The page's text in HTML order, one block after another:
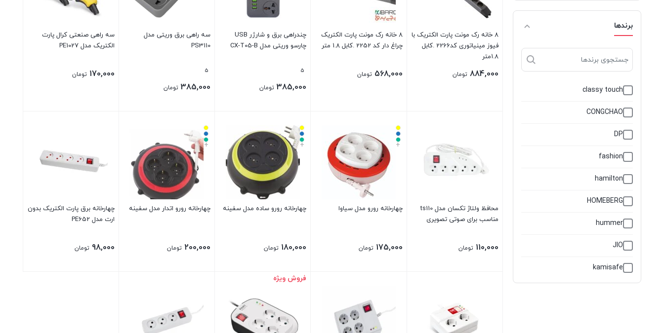
برندها
classy touch
CONGCHAO
DP
fashion
hamilton
HOMEBERG
hummer
JIO
kamisafe
8 خانه رک مونت پارت الکتریک با
فیوز مینیاتوری کد2266 .کابل
1.8متر
884,000 تومان
8 خانه رک مونت پارت الکتریک
چراغ دار کد 2252 .کابل 1.8 متر
568,000 تومان
چندراهی برق و شارژر USB
چارسو وریتی مدل CX-T05-B
5
385,000 تومان
سه راهی برق وریتی مدل
PS3110
5
385,000 تومان
سه راهی صنعتی کرال پارت
الکتریک مدل PE1027
170,000 تومان
محافظ ولتاژ تکسان مدل ts110
مناسب برای صوتی تصویری
110,000 تومان
چهارخانه رورو مدل سیاوا
175,000 تومان
+
چهارخانه رورو ساده مدل سفینه
180,000 تومان
+
چهارخانه رورو اتدار مدل سفینه
200,000 تومان
+
چهارخانه برق پارت الکتریک بدون
ارت مدل PE652
98,000 تومان
فروش ویژه